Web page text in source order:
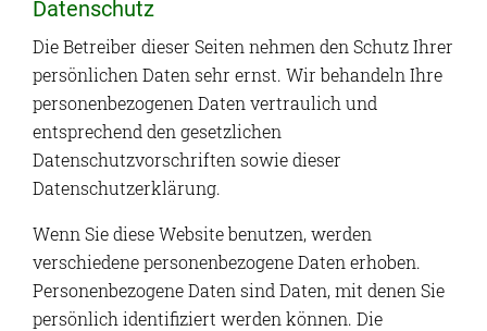
Datenschutz
Die Betreiber dieser Seiten nehmen den Schutz Ihrer
persönlichen Daten sehr ernst. Wir behandeln Ihre
personenbezogenen Daten vertraulich und
entsprechend den gesetzlichen
Datenschutzvorschriften sowie dieser
Datenschutzerklärung.
Wenn Sie diese Website benutzen, werden
verschiedene personenbezogene Daten erhoben.
Personenbezogene Daten sind Daten, mit denen Sie
persönlich identifiziert werden können. Die